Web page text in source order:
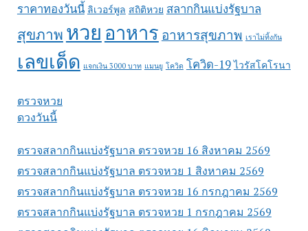
ราคาทองวันนี้ ลิเวอร์พูล สถิติหวย สลากกินแบ่งรัฐบาล
สุขภาพ หวย อาหาร อาหารสุขภาพ เราไม่ทิ้งกัน
เลขเด็ด แจกเงิน 3000 บาท แมนยู โควิด โควิด-19 ไวรัสโคโรนา
ตรวจหวย
ดวงวันนี้
ตรวจสลากกินแบ่งรัฐบาล ตรวจหวย 16 สิงหาคม 2569
ตรวจสลากกินแบ่งรัฐบาล ตรวจหวย 1 สิงหาคม 2569
ตรวจสลากกินแบ่งรัฐบาล ตรวจหวย 16 กรกฎาคม 2569
ตรวจสลากกินแบ่งรัฐบาล ตรวจหวย 1 กรกฎาคม 2569